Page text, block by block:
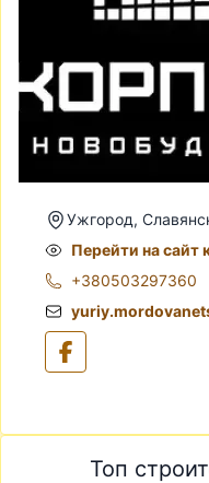
Ужгород,
Перейти на сайт
+380503297360
Топ